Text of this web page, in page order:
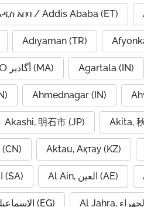
አበባ / Addis Ababa (ET)
Adıyaman (TR)
Agadir, ⴰⴳⴰⴷⵉⵔ أگادیر (MA) Agartala (IN)
Ahmednagar (IN)
Akashi, 明石市 (JP) Akita,
Aktau, Ақтау (KZ)
Al Ahsa, الأحساء (SA) Al Ain, العين (AE)
Al Ismailiya, الإسماعيلية (EG)